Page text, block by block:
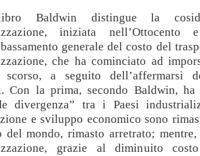
Baldwin distingue la
iniziata nell’Ottocento
generale del costo del
che ha cominciato ad
scorso, a seguito dell’affermarsi
Con la prima, secondo Baldwin,
divergenza” tra i Paesi
e sviluppo economico sono
del mondo, rimasto arretrato; mentre,
grazie al diminuito